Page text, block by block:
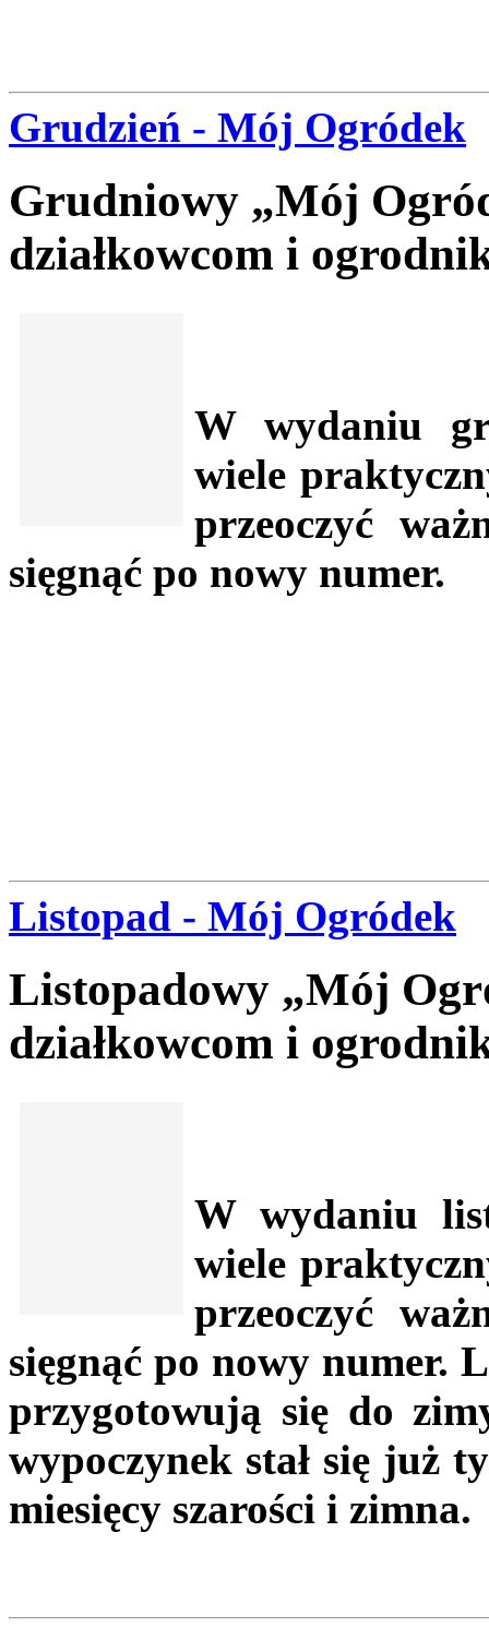
Grudzień - Mój Ogródek
Grudniowy „Mój
działkowcom i
W wydaniu
wiele
przeoczyć
sięgnąć po nowy numer.
Listopad - Mój Ogródek
Listopadowy „Mój
działkowcom i
W wydaniu
wiele
przeoczyć
sięgnąć po nowy numer.
przygotowują się do
wypoczynek stał się już
miesięcy szarości i zimna.